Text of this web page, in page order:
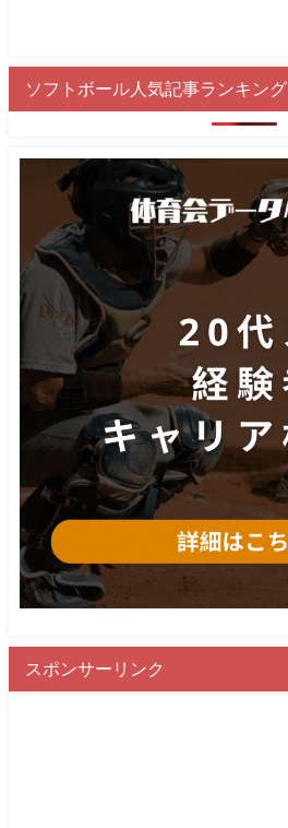
ソフトボール人気記事ランキング
スポンサーリンク